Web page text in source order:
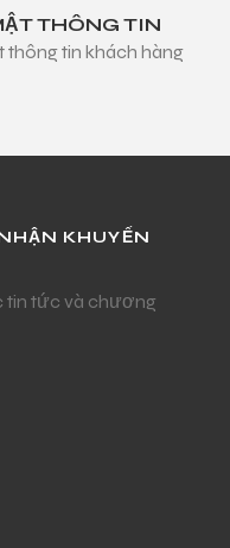
THÔNG TIN
thông tin khách hàng
KHUYẾN
tin tức và chương